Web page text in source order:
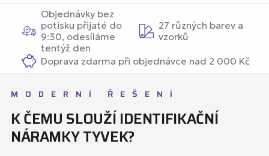
Objednávky bez
potisku přijaté do
9:30, odesíláme
tentýž den
27 různých barev a
vzorků
Doprava zdarma při objednávce nad 2 000 Kč
MODERNÍ ŘEŠENÍ
K ČEMU SLOUŽÍ IDENTIFIKAČNÍ
NÁRAMKY TYVEK?